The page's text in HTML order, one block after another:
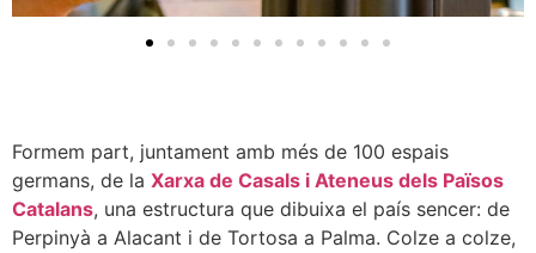
Formem part, juntament amb més de 100 espais
germans, de la Xarxa de Casals i Ateneus dels Països
Catalans, una estructura que dibuixa el país sencer: de
Perpinyà a Alacant i de Tortosa a Palma. Colze a colze,